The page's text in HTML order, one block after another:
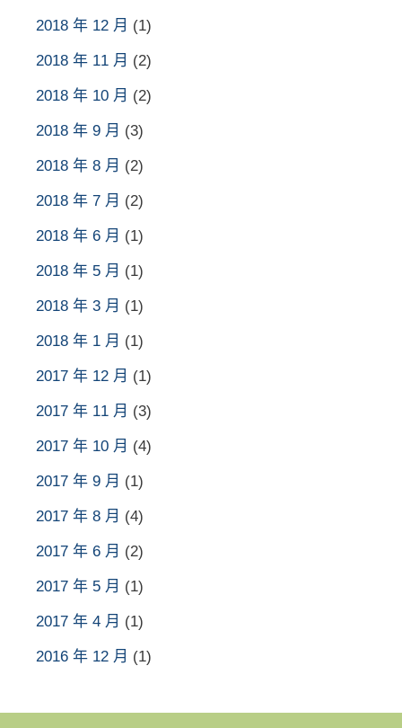
2018 年 12 月 (1)
2018 年 11 月 (2)
2018 年 10 月 (2)
2018 年 9 月 (3)
2018 年 8 月 (2)
2018 年 7 月 (2)
2018 年 6 月 (1)
2018 年 5 月 (1)
2018 年 3 月 (1)
2018 年 1 月 (1)
2017 年 12 月 (1)
2017 年 11 月 (3)
2017 年 10 月 (4)
2017 年 9 月 (1)
2017 年 8 月 (4)
2017 年 6 月 (2)
2017 年 5 月 (1)
2017 年 4 月 (1)
2016 年 12 月 (1)